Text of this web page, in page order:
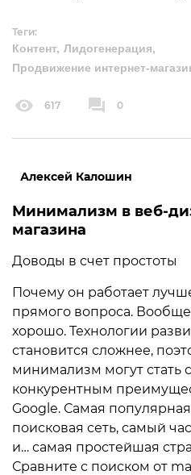
Теги:
Контент Лидогенерация
Продвижение интернет-
617 0
Алексей Калошин
Минимализм в веб-
магазина
Доводы в счет простоты
Почему он работает
прямого вопроса.
хорошо. Технологии
становится сложнее,
минимализм могут стать
конкурентным
Google. Самая
поисковая сеть, самый
и… самая простейшая
Сравните с поиском от